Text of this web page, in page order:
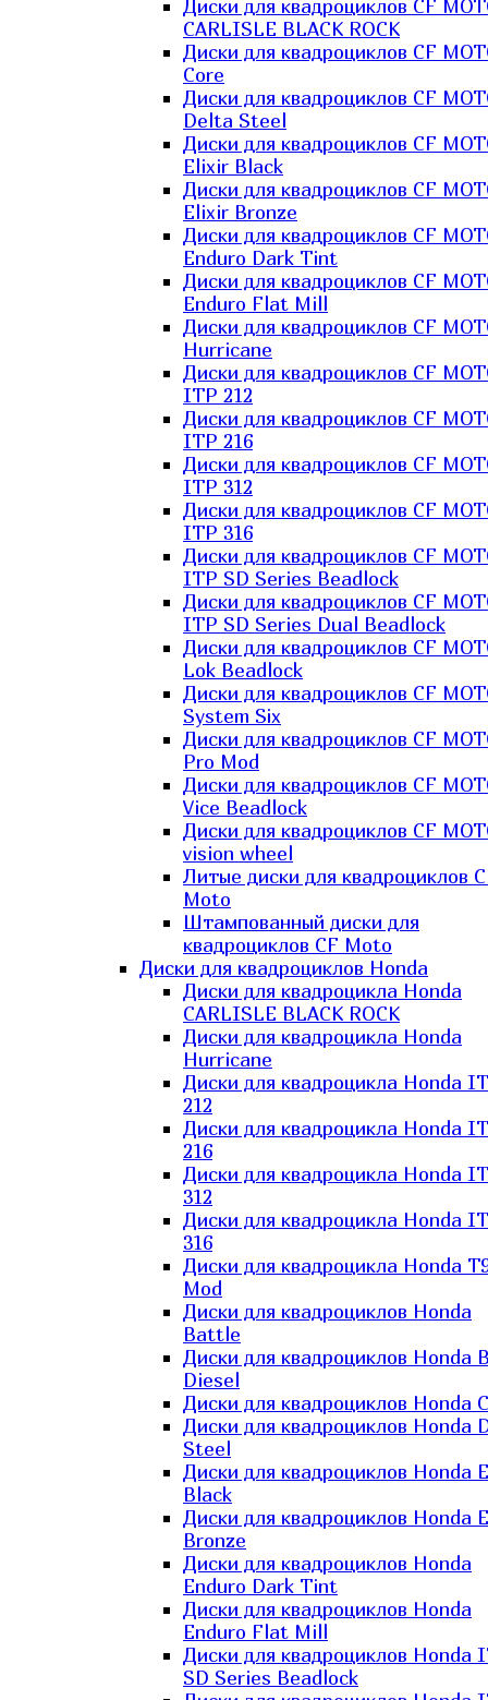
Диски для квадроциклов CF
CARLISLE BLACK ROCK
Диски для квадроциклов CF
Core
Диски для квадроциклов CF
Delta Steel
Диски для квадроциклов CF
Elixir Black
Диски для квадроциклов CF
Elixir Bronze
Диски для квадроциклов CF
Enduro Dark Tint
Диски для квадроциклов CF
Enduro Flat Mill
Диски для квадроциклов CF
Hurricane
Диски для квадроциклов CF
ITP 212
Диски для квадроциклов CF
ITP 216
Диски для квадроциклов CF
ITP 312
Диски для квадроциклов CF
ITP 316
Диски для квадроциклов CF
ITP SD Series Beadlock
Диски для квадроциклов CF
ITP SD Series Dual Beadlock
Диски для квадроциклов CF
Lok Beadlock
Диски для квадроциклов CF
System Six
Диски для квадроциклов CF
Pro Mod
Диски для квадроциклов CF
Vice Beadlock
Диски для квадроциклов CF
vision wheel
Литые диски для квадроциклов
Moto
Штампованный диски для
квадроциклов CF Moto
Диски для квадроциклов Honda
Диски для квадроцикла Honda
CARLISLE BLACK ROCK
Диски для квадроцикла Honda
Hurricane
Диски для квадроцикла Honda
212
Диски для квадроцикла Honda
216
Диски для квадроцикла Honda
312
Диски для квадроцикла Honda
316
Диски для квадроцикла Honda
Mod
Диски для квадроциклов Honda
Battle
Диски для квадроциклов Honda
Diesel
Диски для квадроциклов Honda
Диски для квадроциклов Honda
Steel
Диски для квадроциклов Honda
Black
Диски для квадроциклов Honda
Bronze
Диски для квадроциклов Honda
Enduro Dark Tint
Диски для квадроциклов Honda
Enduro Flat Mill
Диски для квадроциклов Honda
SD Series Beadlock